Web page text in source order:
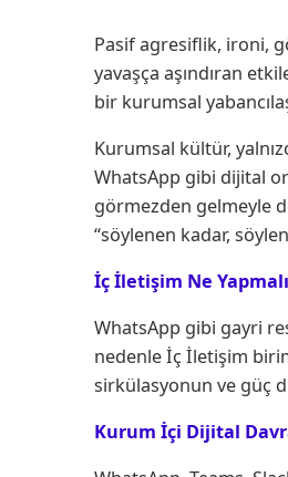
Pasif agresiflik, ironi,
yavaşça aşındıran
bir kurumsal
Kurumsal kültür,
WhatsApp gibi dijital
görmezden gelmeyle
“söylenen kadar,
İç İletişim Ne
WhatsApp gibi gayri
nedenle İç İletişim
sirkülasyonun ve güç
Kurum İçi Dijital